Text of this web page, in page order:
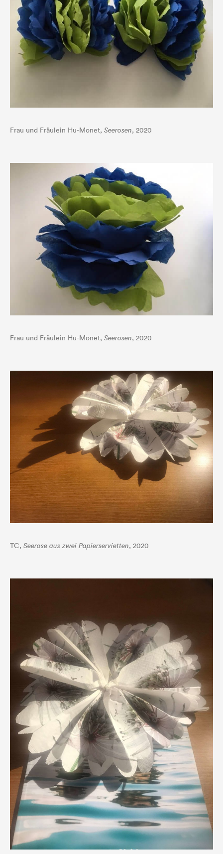
Frau und Fräulein Hu-Monet, Seerosen, 2020
Frau und Fräulein Hu-Monet, Seerosen, 2020
TC, Seerose aus zwei Papierservietten, 2020